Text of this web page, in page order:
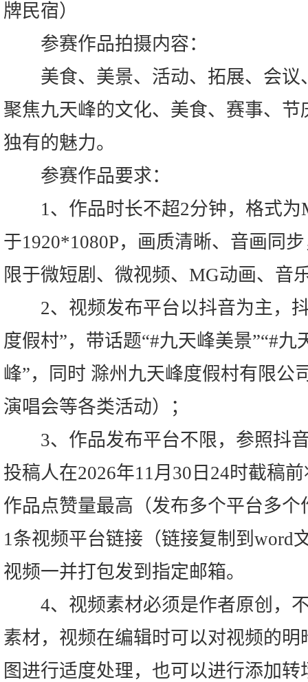
牌民宿）
参赛作品拍摄内容：
美食、美景、活动、拓展、会议
聚焦九天峰的文化、美食、赛事、
独有的魅力。
参赛作品要求：
1、作品时长不超2分钟，格式为
于1920*1080P，画质清晰、音画同
限于微短剧、微视频、MG动画、音
2、视频发布平台以抖音为主，抖
度假村”，带话题“#九天峰美景”“#九
峰”，同时 滁州九天峰度假村有限公
演唱会等各类活动）；
3、作品发布平台不限，参照抖音
投稿人在2026年11月30日24时截稿
作品点赞量最高（发布多个平台多
1条视频平台链接（链接复制到word
视频一并打包发到指定邮箱。
4、视频素材必须是作者原创，不
素材，视频在编辑时可以对视频的
图进行适度处理，也可以进行添加